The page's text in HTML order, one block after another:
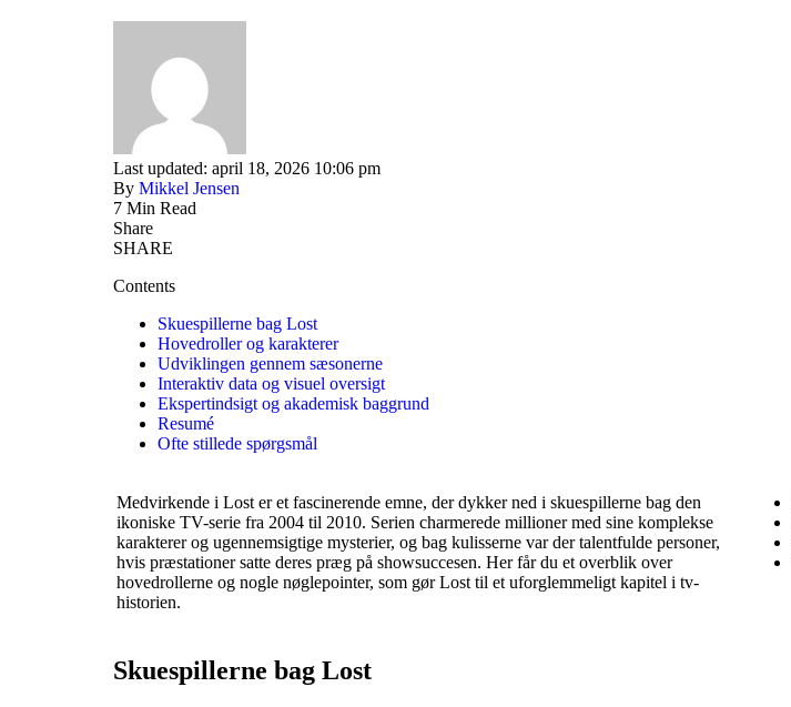
Last updated: april 18, 2026 10:06 pm
By Mikkel Jensen
7 Min Read
Share
SHARE
Contents
Skuespillerne bag Lost
Hovedroller og karakterer
Udviklingen gennem sæsonerne
Interaktiv data og visuel oversigt
Ekspertindsigt og akademisk baggrund
Resumé
Ofte stillede spørgsmål
Medvirkende i Lost er et fascinerende emne, der dykker ned i skuespillerne bag den
ikoniske TV-serie fra 2004 til 2010. Serien charmerede millioner med sine komplekse
karakterer og ugennemsigtige mysterier, og bag kulisserne var der talentfulde personer,
hvis præstationer satte deres præg på showsuccesen. Her får du et overblik over
hovedrollerne og nogle nøglepointer, som gør Lost til et uforglemmeligt kapitel i tv-
historien.
Skuespillerne bag Lost